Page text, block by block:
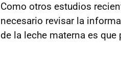
Como otros estudios
necesario revisar la
de la leche materna es